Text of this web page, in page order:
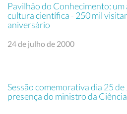
Pavilhão do Conhecimento:
cultura científica - 250 mil
aniversário
24 de julho de 2000
Sessão comemorativa dia 25
presença do ministro da